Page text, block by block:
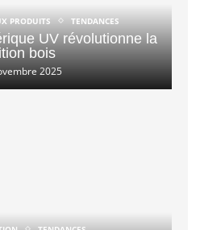
PRODUITS TENDANCES
UV révolutionne la
bois
2025